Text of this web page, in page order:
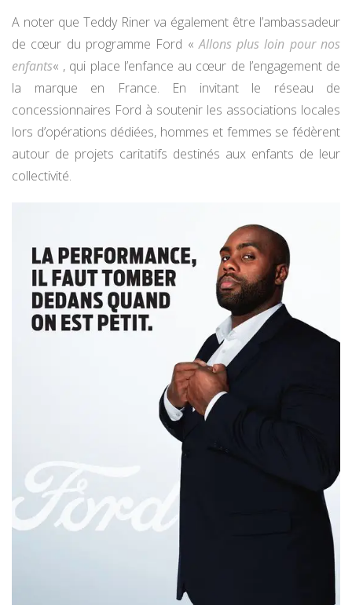
A noter que Teddy Riner va également être l’ambassadeur
de cœur du programme Ford «Allons plus loin pour nos
enfants« , qui place l’enfance au cœur de l’engagement de
la marque en France. En invitant le réseau de
concessionnaires Ford à soutenir les associations locales
lors d’opérations dédiées, hommes et femmes se fédèrent
autour de projets caritatifs destinés aux enfants de leur
collectivité.